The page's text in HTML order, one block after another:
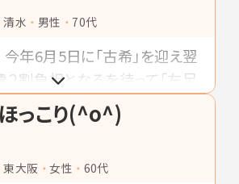
清水 男性 70代
今年6月5日に「古希」を迎え翌
割負担となるを待って「左足
ｰﾃﾙ手術」や「左足裏イボ除
出血ﾚｰｻﾞｰ治療」「３年周期で
てカラダのﾒﾝﾃﾅﾝｽしました❗️
っこり(^o^)
東大阪 女性 60代